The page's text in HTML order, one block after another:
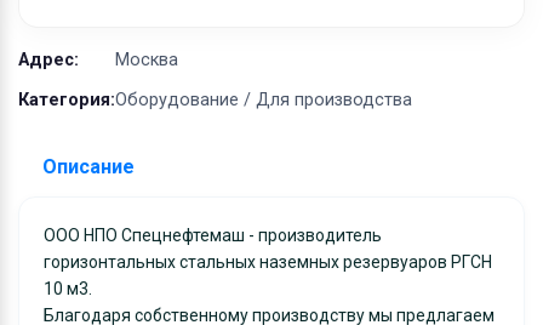
Адрес:
Москва
Категория:Оборудование / Для производства
Описание
ООО НПО Спецнефтемаш - производитель
горизонтальных стальных наземных резервуаров РГСН
10 м3.
Благодаря собственному производству мы предлагаем
Материалы